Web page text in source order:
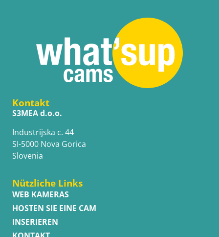
Kontakt
S3MEA d.o.o.
Industrijska c. 44
SI-5000 Nova Gorica
Slovenia
Nützliche Links
WEB KAMERAS
HOSTEN SIE EINE CAM
INSERIEREN